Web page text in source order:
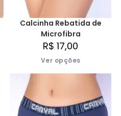
Calcinha Rebatida de
Microfibra
R$ 17,00
Ver opções